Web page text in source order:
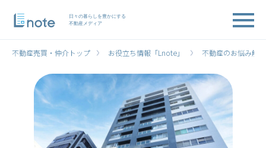
日々の暮らしを豊かにする
不動産メディア
不動産売買・仲介トップ お役立ち情報「Lnote」 不動産のお悩み解決